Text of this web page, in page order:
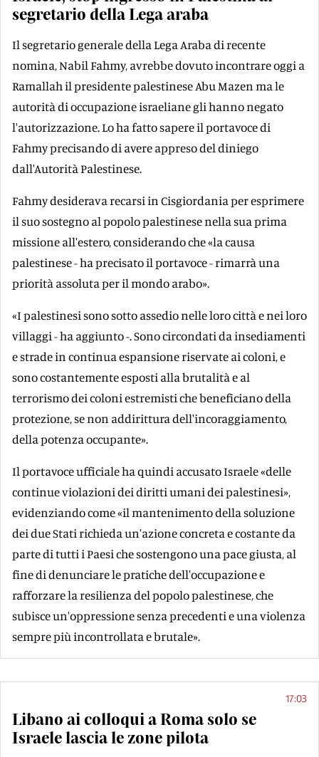
segretario della Lega araba
Il segretario generale della Lega Araba di recente
nomina, Nabil Fahmy, avrebbe dovuto incontrare oggi a
Ramallah il presidente palestinese Abu Mazen ma le
autorità di occupazione israeliane gli hanno negato
l'autorizzazione. Lo ha fatto sapere il portavoce di
Fahmy precisando di avere appreso del diniego
dall'Autorità Palestinese.
Fahmy desiderava recarsi in Cisgiordania per esprimere
il suo sostegno al popolo palestinese nella sua prima
missione all'estero, considerando che «la causa
palestinese - ha precisato il portavoce - rimarrà una
priorità assoluta per il mondo arabo».
«I palestinesi sono sotto assedio nelle loro città e nei loro
villaggi - ha aggiunto -. Sono circondati da insediamenti
e strade in continua espansione riservate ai coloni, e
sono costantemente esposti alla brutalità e al
terrorismo dei coloni estremisti che beneficiano della
protezione, se non addirittura dell'incoraggiamento,
della potenza occupante».
Il portavoce ufficiale ha quindi accusato Israele «delle
continue violazioni dei diritti umani dei palestinesi»,
evidenziando come «il mantenimento della soluzione
dei due Stati richieda un'azione concreta e costante da
parte di tutti i Paesi che sostengono una pace giusta, al
fine di denunciare le pratiche dell'occupazione e
rafforzare la resilienza del popolo palestinese, che
subisce un'oppressione senza precedenti e una violenza
sempre più incontrollata e brutale».
17:03
Libano ai colloqui a Roma solo se
Israele lascia le zone pilota